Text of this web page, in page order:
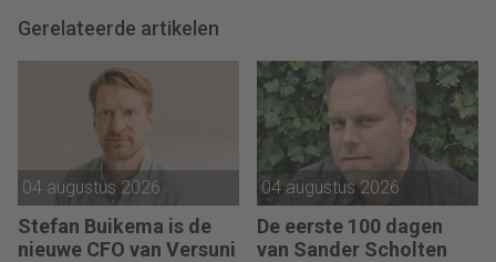
Gerelateerde artikelen
04 augustus 2026
Stefan Buikema is de
nieuwe CFO van Versuni
04 augustus 2026
De eerste 100 dagen
van Sander Scholten